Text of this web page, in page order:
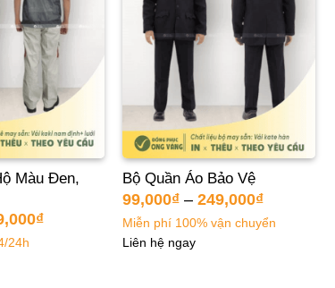
Bộ Quần Áo Bảo Vệ
99,000₫– 249,000₫
Miễn phí 100% vận chuyển
Liên hệ ngay
Màu Đen,
₫
24h